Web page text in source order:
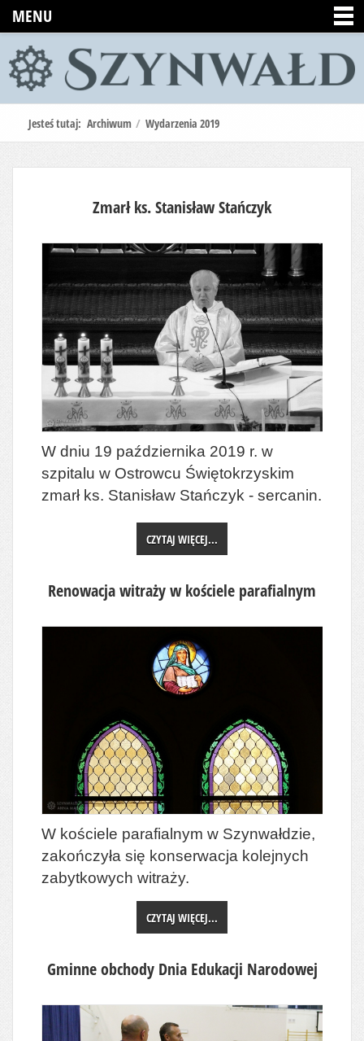
MENU
Jesteś tutaj: Archiwum / Wydarzenia 2019
Zmarł ks. Stanisław Stańczyk
W dniu 19 października 2019 r. w
szpitalu w Ostrowcu Świętokrzyskim
zmarł ks. Stanisław Stańczyk - sercanin.
CZYTAJ WIĘCEJ...
Renowacja witraży w kościele parafialnym
W kościele parafialnym w Szynwałdzie,
zakończyła się konserwacja kolejnych
zabytkowych witraży.
CZYTAJ WIĘCEJ...
Gminne obchody Dnia Edukacji Narodowej